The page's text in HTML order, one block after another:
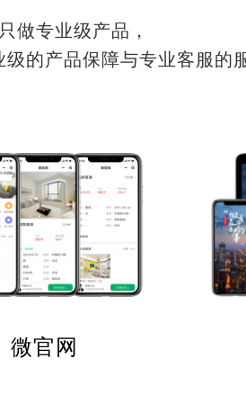
做专业级产品，
的产品保障与专业客服的
微官网